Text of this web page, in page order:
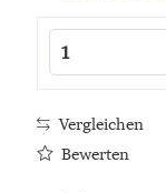
Vergleichen
Bewerten